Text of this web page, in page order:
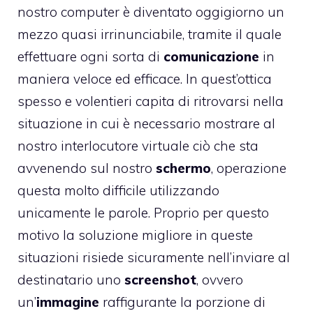
nostro computer è diventato oggigiorno un
mezzo quasi irrinunciabile, tramite il quale
effettuare ogni sorta di comunicazione in
maniera veloce ed efficace. In quest’ottica
spesso e volentieri capita di ritrovarsi nella
situazione in cui è necessario mostrare al
nostro interlocutore virtuale ciò che sta
avvenendo sul nostro schermo, operazione
questa molto difficile utilizzando
unicamente le parole. Proprio per questo
motivo la soluzione migliore in queste
situazioni risiede sicuramente nell’inviare al
destinatario uno screenshot, ovvero
un’immagine raffigurante la porzione di